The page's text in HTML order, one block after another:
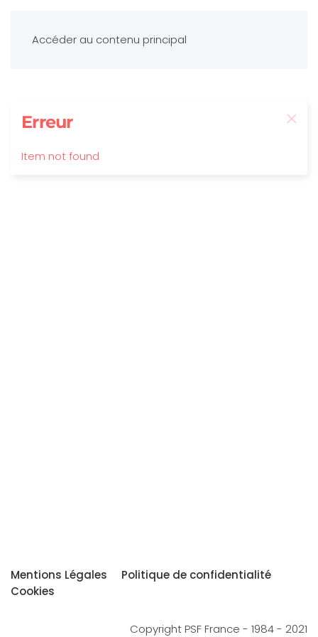
Accéder au contenu principal
Erreur
Item not found
Mentions Légales
Politique de confidentialité
Cookies
Copyright PSF France - 1984 - 2021